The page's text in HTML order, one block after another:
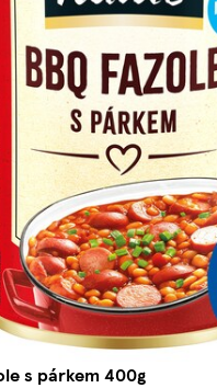
s párkem 400g